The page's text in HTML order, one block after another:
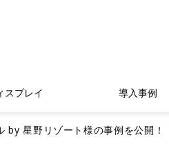
スプレイ 導入事例
by 星野リゾート様の事例を公開！